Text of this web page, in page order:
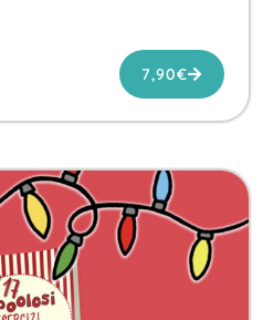
7,90€